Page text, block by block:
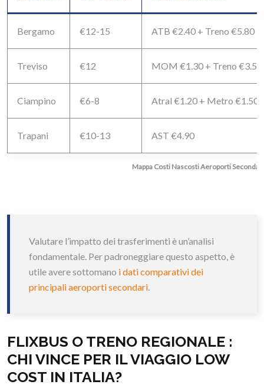
Mappa Costi Nascosti Aeroporti
Bergamo €12-15 ATB €2.40 + Treno €5.80
Treviso €12 MOM €1.30 + Treno €3.50
Ciampino €6-8 Atral €1.20 + Metro €1.50
Trapani €10-13 AST €4.90
Valutare l’impatto dei trasferimenti è un’analisi
fondamentale. Per padroneggiare questo aspetto, è
utile avere sottomano i dati comparativi dei
principali aeroporti secondari.
FLIXBUS O TRENO REGIONALE :
CHI VINCE PER IL VIAGGIO LOW
COST IN ITALIA?